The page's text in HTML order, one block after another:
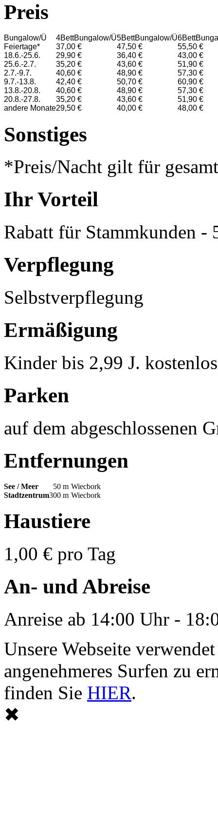
Preis
Bungalow/Ü 4BettBungalow/Ü5BettBungalow/Ü
Feiertage*
37,00 € 47,50 €
55,50 €
18.6.-25.6.
29,90 € 36,40 €
43,00 €
25.6.-2.7.
35,20 € 43,60 €
51,90 €
2.7.-9.7.
40,60 € 48,90 €
57,30 €
9.7.-13.8.
42,40 € 50,70 €
60,90 €
13.8.-20.8.
40,60 € 48,90 €
57,30 €
20.8.-27.8.
35,20 € 43,60 €
51,90 €
andere Monate29,50 € 40,00 € 48,00 €
Sonstiges
*Preis/Nacht gilt für
Ihr Vorteil
Rabatt für Stammkunden -
Verpflegung
Selbstverpflegung
Ermäßigung
Kinder bis 2,99 J.
Parken
auf dem abgeschlossenen
Entfernungen
See / Meer 50 m Wiecbork
Stadtzentrum300 m Wiecbork
Haustiere
1,00 € pro Tag
An- und Abreise
Anreise ab 14:00 Uhr -
Unsere Webseite
angenehmeres Surfen zu
finden Sie HIER.
✖